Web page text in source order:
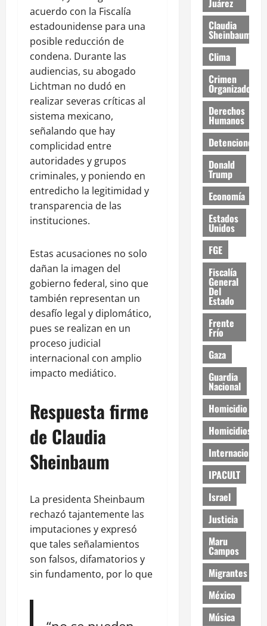
acuerdo con la Fiscalía
estadounidense para una
posible reducción de
condena. Durante las
audiencias, su abogado
Lichtman no dudó en
realizar severas críticas al
sistema mexicano,
señalando que hay
complicidad entre
autoridades y grupos
criminales, y poniendo en
entredicho la legitimidad y
transparencia de las
instituciones.
Estas acusaciones no solo
dañan la imagen del
gobierno federal, sino que
también representan un
desafío legal y diplomático,
pues se realizan en un
proceso judicial
internacional con amplio
impacto mediático.
Respuesta firme
de Claudia
Sheinbaum
La presidenta Sheinbaum
rechazó tajantemente las
imputaciones y expresó
que tales señalamientos
son falsos, difamatorios y
sin fundamento, por lo que
Juárez
Claudia
Sheinbaum
Clima
Crimen
Organizado
Derechos
Humanos
Detenciones
Donald
Trump
Economía
Estados
Unidos
FGE
Fiscalía
General
Del
Estado
Frente
Frío
Gaza
Guardia
Nacional
Homicidio
Homicidios
Internacional
IPACULT
Israel
Justicia
Maru
Campos
Migrantes
México
Música